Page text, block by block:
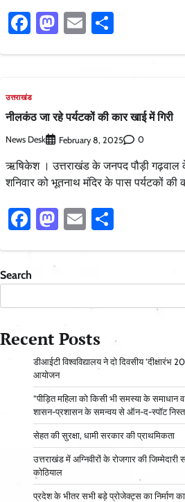
Facebook
Mastodon
Email
उत्तराखंड
नीलकंठ जा रहे पर्यटकों की कार खाई में गिरी
News Desk February 8, 2025 0
ऋषिकेश । उत्तराखंड के जनपद पौड़ी गढ़वाल
शनिवार को भूतनाथ मंदिर के पास पर्यटकों की
Facebook
Mastodon
Email
Search
Recent Posts
डीआईटी विश्वविद्यालय ने दो दिवसीय
आयोजन
“पीड़ित महिला को किसी भी समस्या के
शासन-प्रशासन के समन्वय से ऑन-द-स्पॉट
सेहत की सुरक्षा, धामी सरकार की प्राथमिकता
उत्तराखंड में अग्निवीरों के रोजगार की
कोठियाल
प्रदेश के भीतर सभी बड़े प्रोजेक्ट्स का निर्माण